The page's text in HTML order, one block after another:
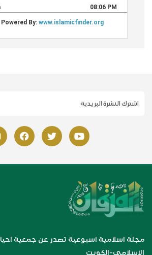
مجلة اسلامية اسبوعية تصدر عن جمعية
الإسلامي-الكويت